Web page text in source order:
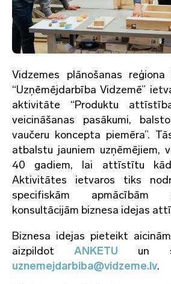
Vidzemes plānošanas
“Uzņēmējdarbība Vidzemē”
aktivitāte “Produktu
veicināšanas pasākumi,
vaučeru koncepta piemēra”.
atbalstu jauniem uzņēmējiem,
40 gadiem, lai attīstītu
Aktivitātes ietvaros tiks
specifiskām apmācībām
konsultācijām biznesa idejas
Biznesa idejas pieteikt
aizpildotANKETU un
uznemejdarbiba@vidzeme.lv.